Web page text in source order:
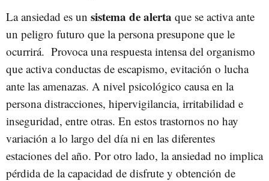
La ansiedad es un sistema de alerta que se activa ante
un peligro futuro que la persona presupone que le
ocurrirá. Provoca una respuesta intensa del organismo
que activa conductas de escapismo, evitación o lucha
ante las amenazas. A nivel psicológico causa en la
persona distracciones, hipervigilancia, irritabilidad e
inseguridad, entre otras. En estos trastornos no hay
variación a lo largo del día ni en las diferentes
estaciones del año. Por otro lado, la ansiedad no implica
pérdida de la capacidad de disfrute y obtención de